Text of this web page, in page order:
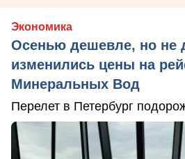
Экономика
Осенью дешевле, но не
изменились цены на
Минеральных Вод
Перелет в Петербург